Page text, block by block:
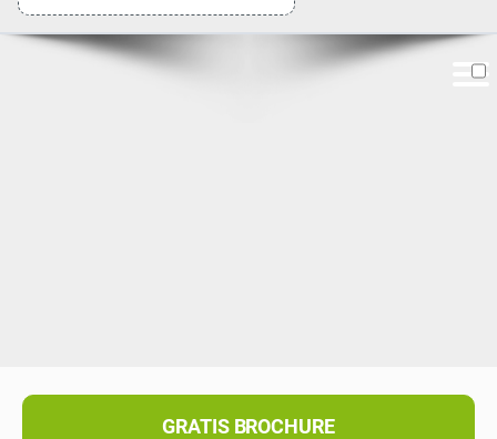
GRATIS BROCHURE